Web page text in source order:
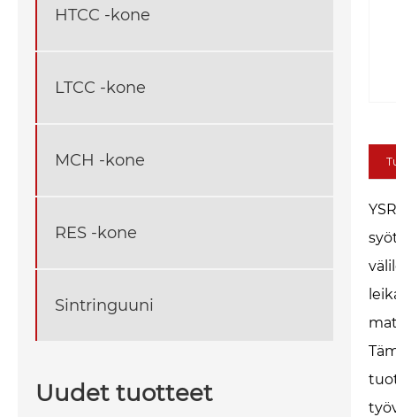
HTCC -kone
LTCC -kone
MCH -kone
RES -kone
Sintringuuni
Uudet tuotteet